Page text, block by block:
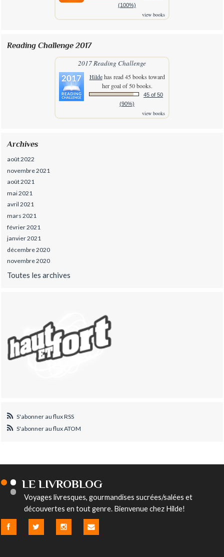
(100%)
view books
Reading Challenge 2017
2017 Reading Challenge
Hildehas read 45 books toward
her goal of 50 books.
45 of 50
(90%)
view books
Archives
août 2022
novembre 2021
août 2021
mai 2021
avril 2021
mars 2021
février 2021
janvier 2021
décembre 2020
novembre 2020
Toutes les archives
S'abonner au flux RSS
S'abonner au flux ATOM
LE LIVROBLOG
Voyages livresques, gourmandises sucrées/salées et
découvertes en tout genre. Bienvenue chez Hilde!